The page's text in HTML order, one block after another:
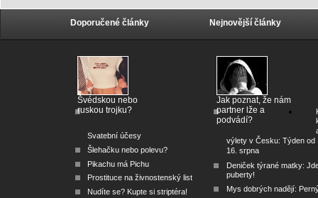
Doporučené články
Švédskou nebo
ruskou trojku?
Svatební účesy
Šlehačku nebo polevu?
Pikachu má Pichu
Prostituce na živnostenský list
Nudíte se? Kupte si striptéra!
Nejnovější články
Jak poznat, že nám
partner lže a
podvádí?
výlety v Česku: Týden od
16. srpna
Deniček týrané matky:
puberty!
Mys dobrých nadějí: